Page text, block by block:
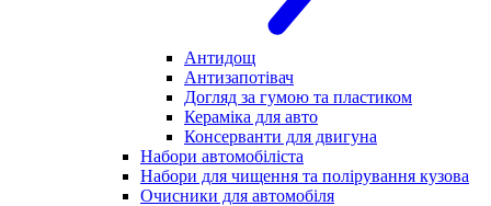
Антидощ
Антизапотівач
Догляд за гумою та пластиком
Кераміка для авто
Консерванти для двигуна
Набори автомобіліста
Набори для чищення та полірування кузова
Очисники для автомобіля